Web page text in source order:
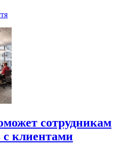
сотрудникам
с клиентами